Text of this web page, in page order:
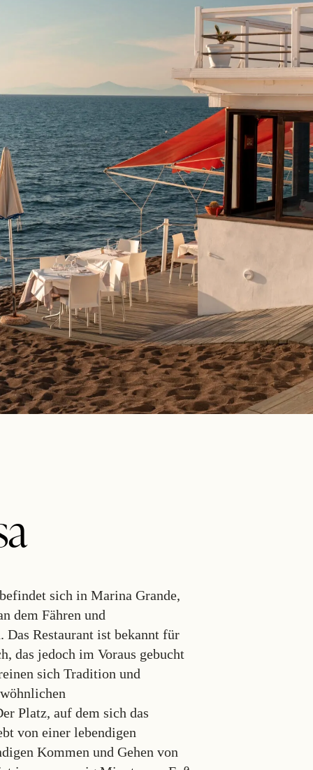
sich in Marina Grande,
dem Fähren und
Das Restaurant ist bekannt für
das jedoch im Voraus gebucht
sich Tradition und
Platz, auf dem sich das
von einer lebendigen
Kommen und Gehen von